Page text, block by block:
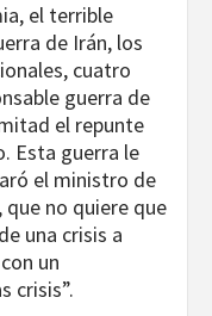
el terrible
de Irán, los
cuatro
guerra de
el repunte
Esta guerra le
el ministro de
que no quiere que
una crisis a
un
crisis”.